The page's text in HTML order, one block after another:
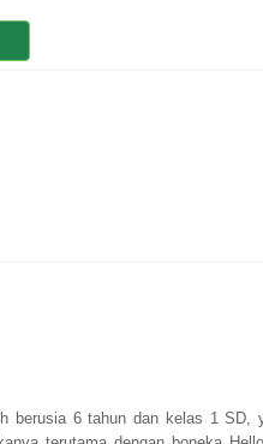
berusia 6 tahun dan kelas 1 SD,